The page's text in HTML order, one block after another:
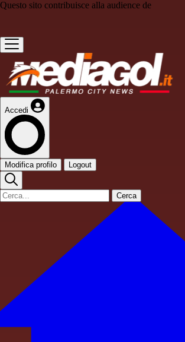
Questo sito contribuisce alla audience de
Accedi
Modifica profilo Logout
Cerca